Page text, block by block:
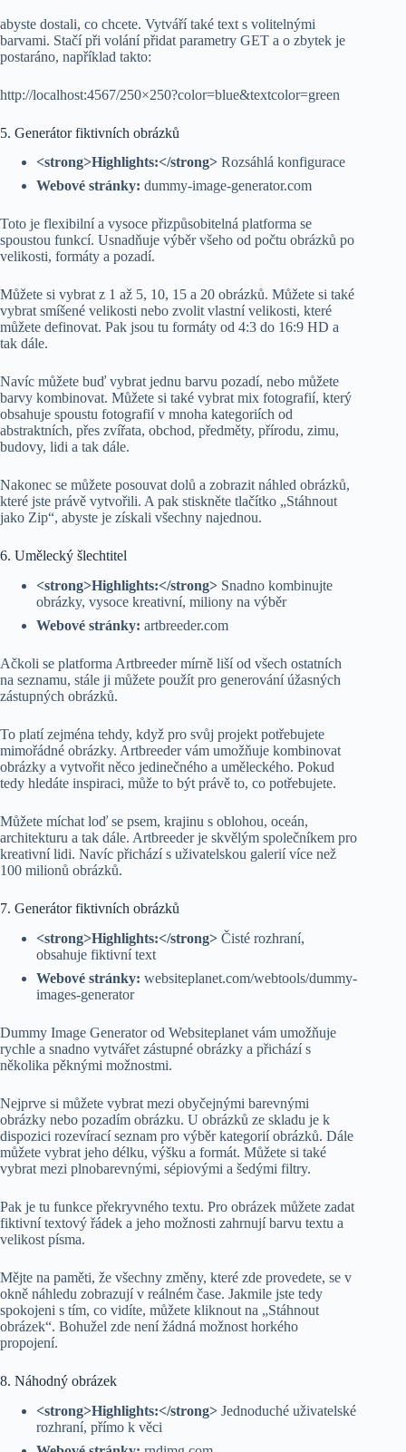
abyste dostali, co chcete. Vytváří také text s volitelnými
barvami. Stačí při volání přidat parametry GET a o zbytek je
postaráno, například takto:
http://localhost:4567/250×250?color=blue&textcolor=green
5. Generátor fiktivních obrázků
<strong>Highlights:</strong> Rozsáhlá konfigurace
Webové stránky: dummy-image-generator.com
Toto je flexibilní a vysoce přizpůsobitelná platforma se
spoustou funkcí. Usnadňuje výběr všeho od počtu obrázků po
velikosti, formáty a pozadí.
Můžete si vybrat z 1 až 5, 10, 15 a 20 obrázků. Můžete si také
vybrat smíšené velikosti nebo zvolit vlastní velikosti, které
můžete definovat. Pak jsou tu formáty od 4:3 do 16:9 HD a
tak dále.
Navíc můžete buď vybrat jednu barvu pozadí, nebo můžete
barvy kombinovat. Můžete si také vybrat mix fotografií, který
obsahuje spoustu fotografií v mnoha kategoriích od
abstraktních, přes zvířata, obchod, předměty, přírodu, zimu,
budovy, lidi a tak dále.
Nakonec se můžete posouvat dolů a zobrazit náhled obrázků,
které jste právě vytvořili. A pak stiskněte tlačítko „Stáhnout
jako Zip“, abyste je získali všechny najednou.
6. Umělecký šlechtitel
<strong>Highlights:</strong> Snadno kombinujte
obrázky, vysoce kreativní, miliony na výběr
Webové stránky: artbreeder.com
Ačkoli se platforma Artbreeder mírně liší od všech ostatních
na seznamu, stále ji můžete použít pro generování úžasných
zástupných obrázků.
To platí zejména tehdy, když pro svůj projekt potřebujete
mimořádné obrázky. Artbreeder vám umožňuje kombinovat
obrázky a vytvořit něco jedinečného a uměleckého. Pokud
tedy hledáte inspiraci, může to být právě to, co potřebujete.
Můžete míchat loď se psem, krajinu s oblohou, oceán,
architekturu a tak dále. Artbreeder je skvělým společníkem pro
kreativní lidi. Navíc přichází s uživatelskou galerií více než
100 milionů obrázků.
7. Generátor fiktivních obrázků
<strong>Highlights:</strong> Čisté rozhraní,
obsahuje fiktivní text
Webové stránky: websiteplanet.com/webtools/dummy-
images-generator
Dummy Image Generator od Websiteplanet vám umožňuje
rychle a snadno vytvářet zástupné obrázky a přichází s
několika pěknými možnostmi.
Nejprve si můžete vybrat mezi obyčejnými barevnými
obrázky nebo pozadím obrázku. U obrázků ze skladu je k
dispozici rozevírací seznam pro výběr kategorií obrázků. Dále
můžete vybrat jeho délku, výšku a formát. Můžete si také
vybrat mezi plnobarevnými, sépiovými a šedými filtry.
Pak je tu funkce překryvného textu. Pro obrázek můžete zadat
fiktivní textový řádek a jeho možnosti zahrnují barvu textu a
velikost písma.
Mějte na paměti, že všechny změny, které zde provedete, se v
okně náhledu zobrazují v reálném čase. Jakmile jste tedy
spokojeni s tím, co vidíte, můžete kliknout na „Stáhnout
obrázek“. Bohužel zde není žádná možnost horkého
propojení.
8. Náhodný obrázek
<strong>Highlights:</strong> Jednoduché uživatelské
rozhraní, přímo k věci